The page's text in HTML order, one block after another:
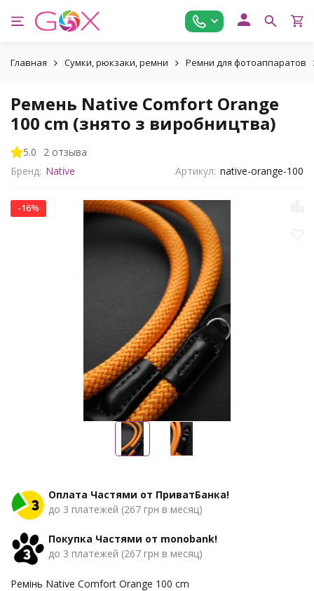
Главная Сумки, рюкзаки, ремни Ремни для фотоаппаратов
Ремень Native Comfort Orange
100 cm (знято з виробництва)
5.0
2 отзыва
Бренд: Native Артикул: native-orange-100
-16%
Оплата Частями от ПриватБанка!
до 3 платежей (267 грн в месяц)
Покупка Частями от monobank!
до 3 платежей (267 грн в месяц)
Ремінь Native Comfort Orange 100 cm